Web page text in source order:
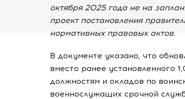
октября 2025 года не на
проект постановления
нормативных правовых актов.
В документе указано, что
вместо ранее установленного
должностям и окладов по
военнослужащих срочной